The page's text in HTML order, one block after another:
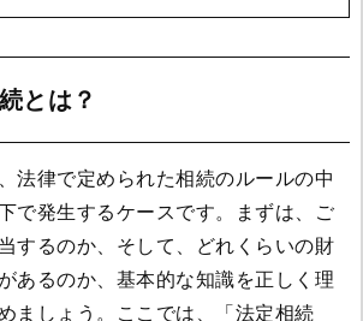
とは？
法律で定められた相続のルールの中
で発生するケースです。まずは、ご
するのか、そして、どれくらいの財
あるのか、基本的な知識を正しく理
ましょう。ここでは、「法定相続